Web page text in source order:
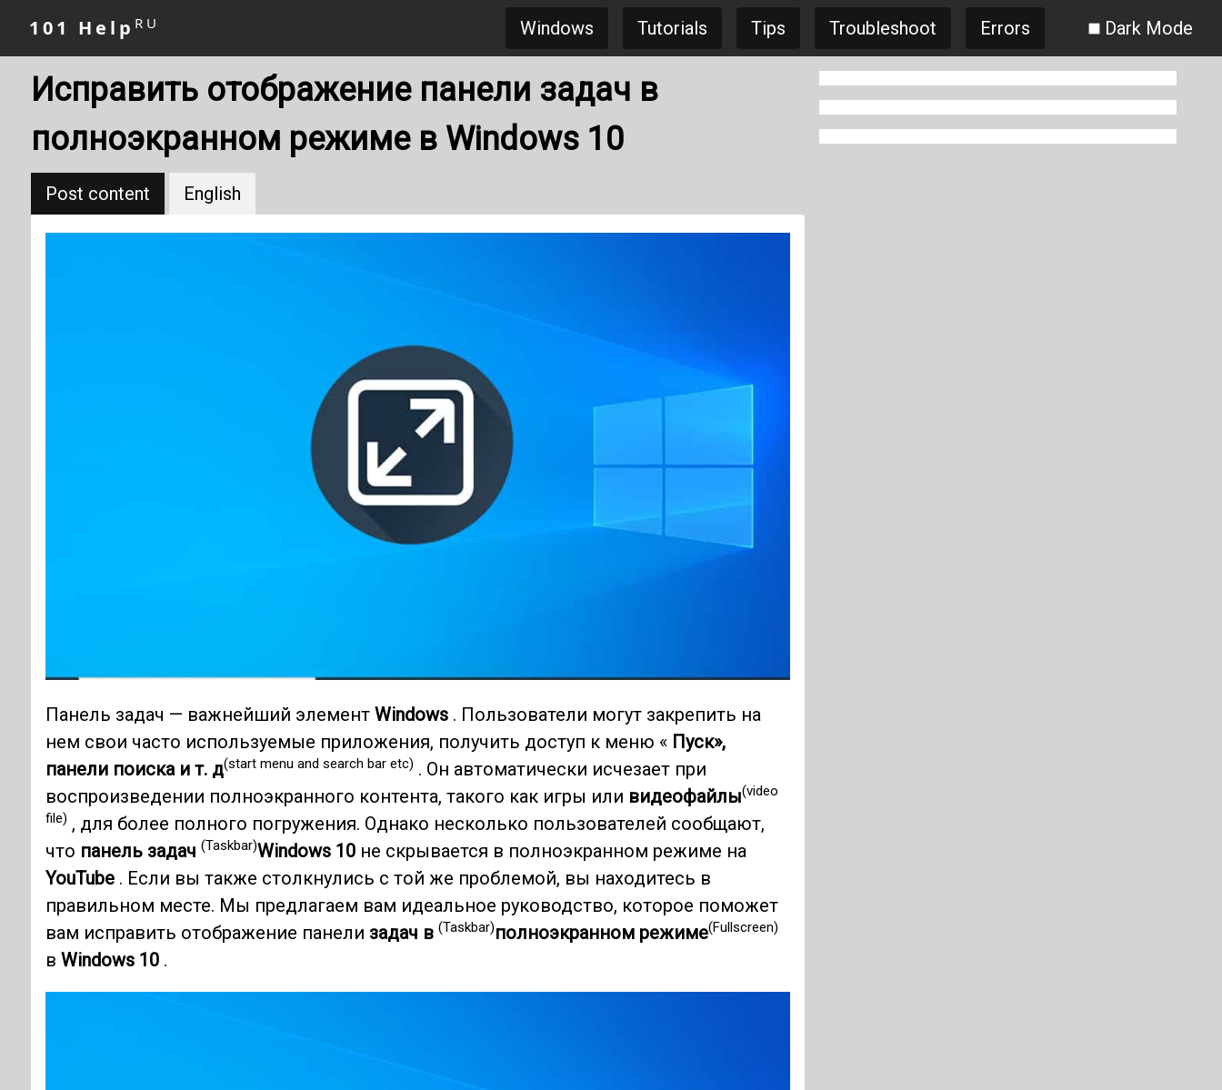
101 Help RU Windows Tutorials Tips Troubleshoot Errors Dark Mode
Исправить отображение панели задач в
полноэкранном режиме в Windows 10
Post content English
Панель задач — важнейший элемент Windows. Пользователи могут закрепить на
нем свои часто используемые приложения, получить доступ к меню « Пуск»,
панели поиска и т. д(start menu and search bar etc) . Он автоматически исчезает при
воспроизведении полноэкранного контента, такого как игры или видеофайлы(video
file) , для более полного погружения. Однако несколько пользователей сообщают,
что панель задач (Taskbar)Windows 10не скрывается в полноэкранном режиме на
YouTube. Если вы также столкнулись с той же проблемой, вы находитесь в
правильном месте. Мы предлагаем вам идеальное руководство, которое поможет
вам исправить отображение панели задач в (Taskbar)полноэкранном режиме(Fullscreen)
в Windows 10.